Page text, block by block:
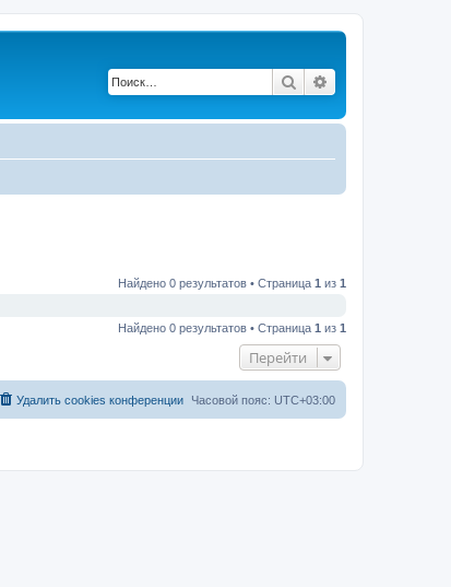
Поиск
Найдено 0 результатов • Страница 1 из 1
Найдено 0 результатов • Страница 1 из 1
Перейти
Часовой пояс: UTC+03:00
Удалить cookies конференции